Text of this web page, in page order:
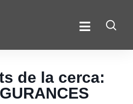
de la cerca: